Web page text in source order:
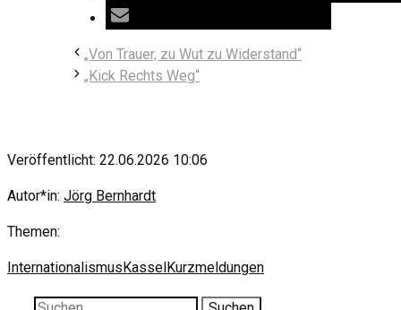
„Von Trauer, zu Wut zu Widerstand“
„Kick Rechts Weg“
Veröffentlicht: 22.06.2026 10:06
Autor*in: Jörg Bernhardt
Themen:
InternationalismusKasselKurzmeldungen
Suche